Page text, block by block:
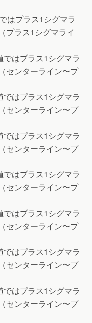
はプラス1シグマラ
プラス1シグマライ
ではプラス1シグマラ
センターライン〜プ
ではプラス1シグマラ
センターライン〜プ
ではプラス1シグマラ
センターライン〜プ
ではプラス1シグマラ
センターライン〜プ
ではプラス1シグマラ
センターライン〜プ
ではプラス1シグマラ
センターライン〜プ
ではプラス1シグマラ
センターライン〜プ